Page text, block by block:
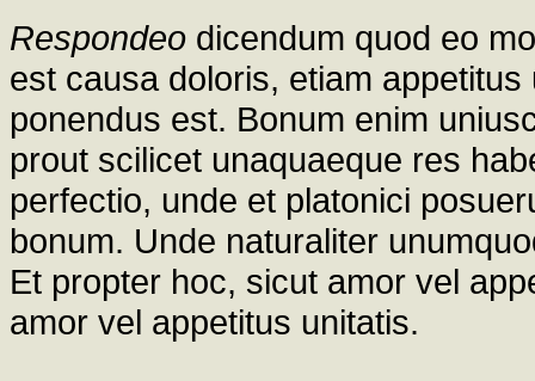
Respondeo dicendum quod eo
est causa doloris, etiam
ponendus est. Bonum enim
prout scilicet unaquaeque res
perfectio, unde et platonici
bonum. Unde naturaliter
Et propter hoc, sicut amor vel
amor vel appetitus unitatis.